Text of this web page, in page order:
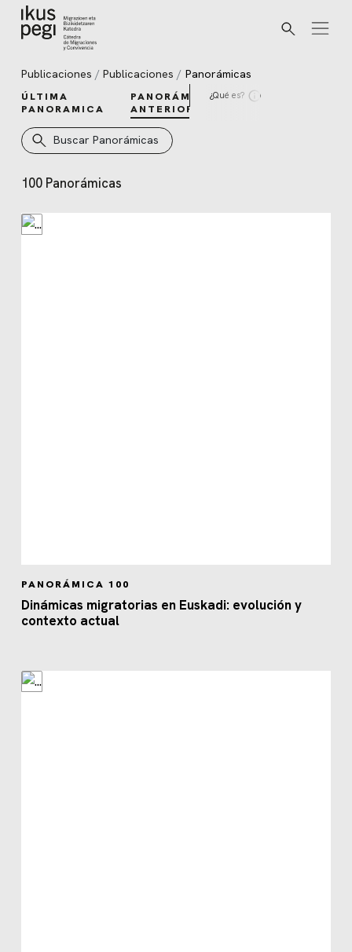
Ir directamente al contenido
Buscar
Publicaciones Publicaciones Panorámicas
ÚLTIMA
PANORAMICA
PANORÁMICAS
ANTERIORES
¿Qué es?
Buscar Panorámicas
100 Panorámicas
Panorámicas
PANORÁMICA 100
Dinámicas migratorias en Euskadi: evolución y
contexto actual